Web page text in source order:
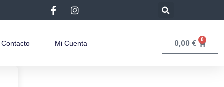
Contacto Mi Cuenta 0,00 € 0